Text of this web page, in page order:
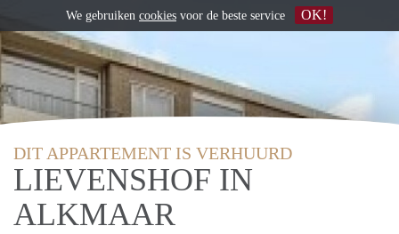
DIT APPARTEMENT IS VERHUURD
LIEVENSHOF IN
ALKMAAR
We gebruiken cookies voor de beste service OK!